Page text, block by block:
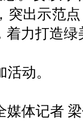
突出示范
着力打造
动。
媒体记者